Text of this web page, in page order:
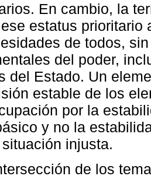
En cambio, la
estatus prioritario
de todos,
del poder,
del Estado. Un
estable de los
por la
y no la
injusta.
de los